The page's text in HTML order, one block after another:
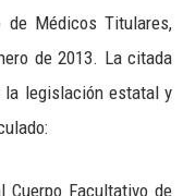
de Médicos Titulares,
de 2013. La citada
la legislación estatal y
Facultativo de